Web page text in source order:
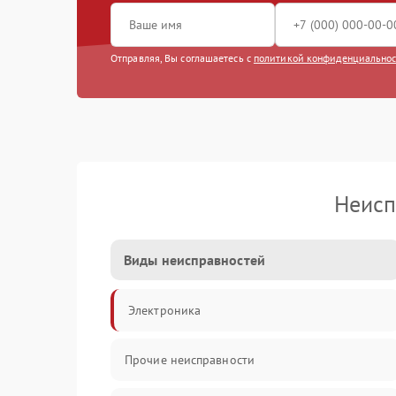
Отправляя, Вы соглашаетесь с политикой
Виды неисправностей
Электроника
Прочие неисправности